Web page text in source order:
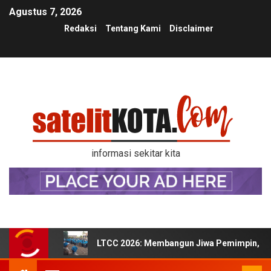
Agustus 7, 2026
Redaksi Tentang Kami Disclaimer
informasi sekitar kita
LTCC 2026: Membangun Jiwa Pemimpin,